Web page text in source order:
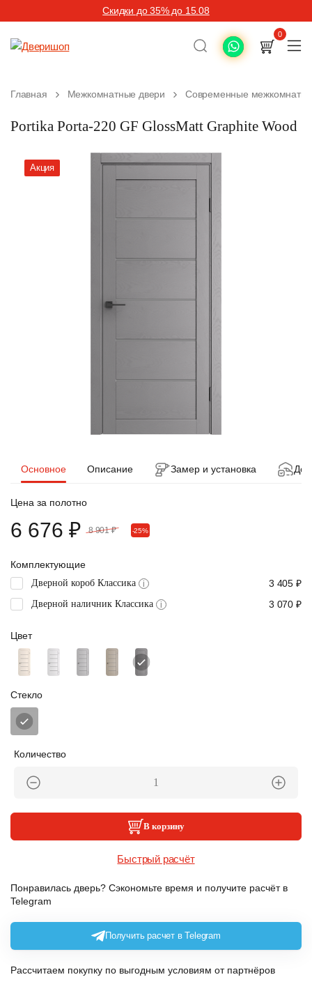
Скидки до 35% до 15.08
0
Главная Межкомнатные двери Современные
Portika Porta-220 GF GlossMatt Graphite Wood
Акция
Основное Описание Замер и установка
Комплектующие
Дверной короб Классика i 3 405 ₽
Дверной наличник Классика i 3 070 ₽
Цвет
Стекло
Количество
Цена за полотно
6 676 ₽ 8 901 ₽ -25%
В корзину
Быстрый расчёт
Понравилась дверь? Сэкономьте время и получите расчёт в
Telegram
Получить расчет в Telegram
Рассчитаем покупку по выгодным условиям от партнёров